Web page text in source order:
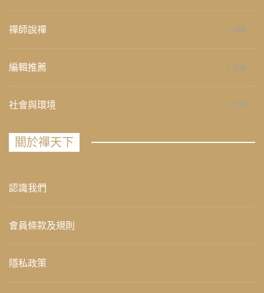
禪師說禪 268
編輯推薦 236
社會與環境 235
關於禪天下
認識我們
會員條款及規則
隱私政策